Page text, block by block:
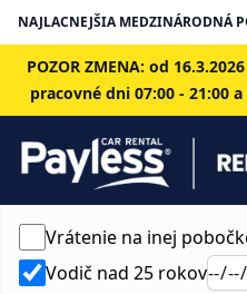
NAJLACNEJŠIA MEDZINÁRODNÁ
POZOR ZMENA: od
pracovné dni 07:00 - 21:00
Vrátenie na inej
Vodič nad 25 rokov